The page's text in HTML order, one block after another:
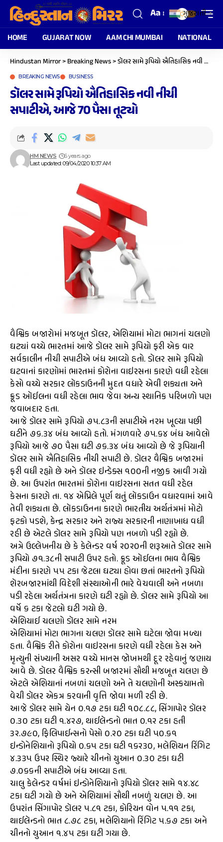
Aa
HOME GUJARAT NOW AAM CHI MUMBAI NATIONAL
Hindustan Mirror>Breaking News>ડૉલર સામે રૂપિયો ઐતિહાસિક નવી નીચી સપાટીએ, આજે 70 પૈસા તૂટ્યો
BREAKING NEWS BUSINESS
ડૉલર સામે રૂપિયો ઐતિહાસિક નવી નીચી
સપાટીએ, આજે 70 પૈસા તૂટ્યો
Last updated: 09/04/2020 10:37 AM
HM NEWS 6 years ago
વૈશ્વિક બજારોમાં મજબૂત ડૉલર, એશિયામાં મોટા ભાગનાં ચલણો
ઘટ્યાં વચ્ચે ભારતમાં આજે ડૉલર સામે રૂપિયો ફરી એક વાર
સર્વકાલીન નીચી સપાટીએ બંધ આવ્યો હતો. ડૉલર સામે રૂપિયો
ઘટવાનાં કારણોમાં ભારતમાં કોરોના વાઇરસના કારણે વધી રહેલા
કેસો વચ્ચે સરકાર લૉકડાઉનની મુદત વધારે એવી શક્યતા અને
ક્રૂડ ઑઈલના વધી રહેલા ભાવ જેવા અન્ય સ્થાનિક પરિબળો પણ
જવાબદાર હતા.
આજે ડૉલર સામે રૂપિયો ૭૫.૮૩ની સપાટીએ નરમ ખૂલ્યા પછી
ઘટીને ૭૬.૩૪ બંધ આવ્યો હતો. મંગળવારે ૭૫.૬૪ બંધ આવેલો
રૂપિયો આજે ૭૦ પૈસા ઘટી ૭૬.૩૪ બંધ આવ્યો છે જે રૂપિયાની
ડૉલર સામે ઐતિહાસિક નીચી સપાટી છે. ડૉલર વૈશ્વિક બજારમાં
ફરી વધી રહ્યો છે અને ડૉલર ઇન્ડેક્સ ૧૦૦ની નજીક આવી ગયો
છે. આ ઉપરાંત ભારતમાં કોરોના વાઇરસના સતત વધી રહેલ
કેસના કારણે તા. ૧૪ એપ્રિલે પૂર્ણ થતું લૉકડાઉન વધારવામાં આવે
તેવી શક્યતા છે. લૉકડાઉનના કારણે ભારતીય અર્થતંત્રમાં મોટો
ફટકો પડશે, કેન્દ્ર સરકાર અને રાજ્ય સરકારની નાણાખાધ વધી
રહી છે એટલે ડૉલર સામે રૂપિયો પણ નબળો પડી રહ્યો છે.
અત્રે ઉલ્લેખનીય છે કે કેલેન્ડર વર્ષ ૨૦૨૦ની શરૂઆતે ડૉલર સામે
રૂપિયો ૭૧.૩૮ની સપાટી ઉપર હતો. ક્રૂડ ઑઈલના ભાવ વૈશ્વિક
મંદીના કારણે ૫૫ ટકા જેટલા ઘટ્યા હોવા છતાં ભારતનો રૂપિયો
શૅરબજારમાંથી વિદેશી સંસ્થાઓની ભારે વેચવાલી અને નબળા
પડી રહેલા અર્થતંત્રના કારણે ઘટી રહ્યો છે. ડૉલર સામે રૂપિયો આ
વર્ષે ૬ ટકા જેટલો ઘટી ગયો છે.
એશિયાઈ ચલણો ડૉલર સામે નરમ
એશિયામાં મોટા ભાગના ચલણ ડૉલર સામે ઘટેલા જોવા મળ્યા
હતા. વૈશ્વિક રીતે કોરોના વાઇરસના કારણે વધી રહેલા કેસ અને
મૃત્યુની સંખ્યાની અસર વચ્ચે માનસ જોખમથી દૂર રહેવાનું જણાય
આવે છે. ડૉલર વૈશ્વિક કરન્સી બજારમાં સૌથી મજબૂત ચલણ છે
એટલે એશિયાનાં નબળાં ચલણો અને તે ચલણોની અસ્કયામતો
વેચી ડૉલર એકત્ર કરવાની વૃત્તિ જોવા મળી રહી છે.
આજે ડૉલર સામે યેન ૦.૧૭ ટકા ઘટી ૧૦૮.૮૮, સિંગાપોર ડૉલર
૦.૩૦ ટકા ઘટી ૧.૪૨૭, થાઈલૅન્ડનો ભાત ૦.૧૨ ટકા હતી
૩૨.૭૯૦, ફિલિપાઈન્સનો પેસો ૦.૨૦ ટકા ઘટી ૫૦.૬૧
ઇન્ડોનેશિયાનો રૂપિયો ૦.૬૫ ટકા ઘટી ૧૬૨૩૦, મલેશિયન રિંગિટ
૪.૩૩૫ ઉપર સ્થિર જ્યારે ચીનનો યુઆન ૦.૩૦ ટકા ઘટી
૭.૦૬૬ની સપાટીએ બંધ આવ્યા હતા.
ચાલુ કેલેન્ડર વર્ષમાં ઇન્ડોનેશિયાનો રૂપિયો ડૉલર સામે ૧૪.૪૮
ટકા ઘટી ગયો છે અને એશિયામાં સૌથી નબળું ચલણ છે. આ
ઉપરાંત સિંગાપોર ડૉલર ૫.૮૧ ટકા, કોરિયન વોન ૫.૧૧ ટકા,
થાઈલૅન્ડનો ભાત ૮.૭૮ ટકા, મલેશિયાનો રિંગિટ ૫.૬૭ ટકા અને
ચીનનો યુઆન ૧.૪૫ ટકા ઘટી ગયા છે.
ગુજરાતી ▼